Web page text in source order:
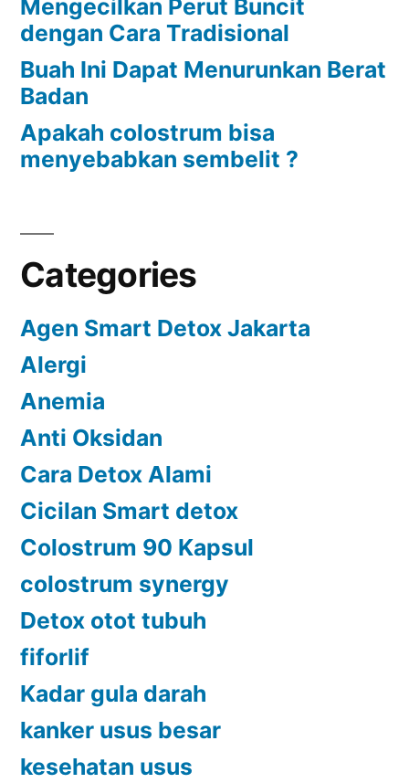
Mengecilkan Perut Buncit
dengan Cara Tradisional
Buah Ini Dapat Menurunkan Berat
Badan
Apakah colostrum bisa
menyebabkan sembelit ?
Categories
Agen Smart Detox Jakarta
Alergi
Anemia
Anti Oksidan
Cara Detox Alami
Cicilan Smart detox
Colostrum 90 Kapsul
colostrum synergy
Detox otot tubuh
fiforlif
Kadar gula darah
kanker usus besar
kesehatan usus